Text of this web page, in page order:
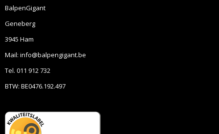
BalpenGigant
Geneberg
3945 Ham
Mail: info@balpengigant.be
Tel. 011 912 732
BTW: BE0476.192.497